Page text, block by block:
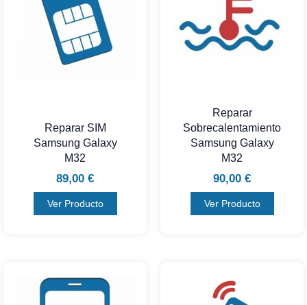
Reparar SIM
Samsung Galaxy
M32
89,00 €
Ver Producto
Reparar
Sobrecalentamiento
Samsung Galaxy
M32
90,00 €
Ver Producto